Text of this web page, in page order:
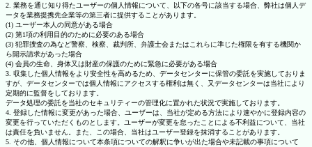
2. 業務を通じ知り得たユーザーの個人情報について、以下の各号に該当する場合、弊社は個人デ
ータを業務提携先企業等の第三者に提供することがあります。
(1) ユーザー本人の同意がある場合
(2) 第1項の利用目的のために必要のある場合
(3) 犯罪捜査の為など警察、検察、裁判所、弁護士会またはこれらに準じた権限を有する機関か
ら開示請求があった場合
(4) 会員の生命、身体又は財産の保護のために緊急に必要がある場合
3. 収集した個人情報をより安全性を高めるため、データセンターに保管の委託を実施しておりま
すが、データセンターでは個人情報にアクセスする権利は無く、又データセンターは当社により
定期的に監督をしております。
データ処理の委託を当社のセキュリティーの管理化に置かれた状況で実施しております。
4. 登録した情報に変更があった場合、ユーザーは、当社が定める方法により速やかに登録内容の
変更を行っていただくものとします。ユーザーが変更を怠ったことによる不利益について、当社
は責任を負いません。また、この場合、当社はユーザー登録を抹消することがあります。
5. その他、個人情報について本条項についての解釈に争いが出た場合や未記載の事項について